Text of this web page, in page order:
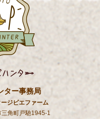
ター事務局
ジビエファーム
角町戸馳1945-1